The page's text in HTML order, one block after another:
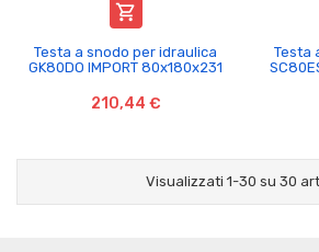

Testa a snodo per idraulica
GK80DO IMPORT 80x180x231
210,44 €
Testa
Visualizzati 1-30 su 30